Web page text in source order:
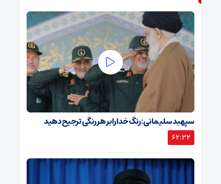
سپهبد سلیمانی: رنگ خدا را بر هر رنگی ترجیح دهید
62:32